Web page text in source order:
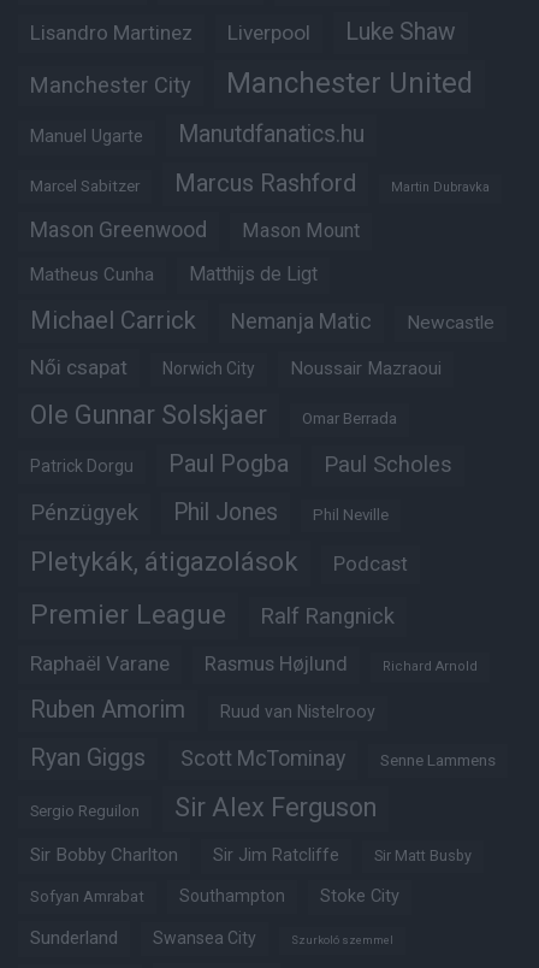
Lisandro Martinez Liverpool Luke Shaw
Manchester City Manchester United
Manuel Ugarte Manutdfanatics.hu
Marcel Sabitzer Marcus Rashford Martin Dubravka
Mason Greenwood Mason Mount
Matheus Cunha Matthijs de Ligt
Michael Carrick Nemanja Matic Newcastle
Női csapat Norwich City Noussair Mazraoui
Ole Gunnar Solskjaer Omar Berrada
Patrick Dorgu Paul Pogba Paul Scholes
Pénzügyek Phil Jones Phil Neville
Pletykák, átigazolások Podcast
Premier League Ralf Rangnick
Raphaël Varane Rasmus Højlund Richard Arnold
Ruben Amorim Ruud van Nistelrooy
Ryan Giggs Scott McTominay Senne Lammens
Sergio Reguilon Sir Alex Ferguson
Sir Bobby Charlton Sir Jim Ratcliffe Sir Matt Busby
Sofyan Amrabat Southampton Stoke City
Sunderland Swansea City Szurkoló szemmel